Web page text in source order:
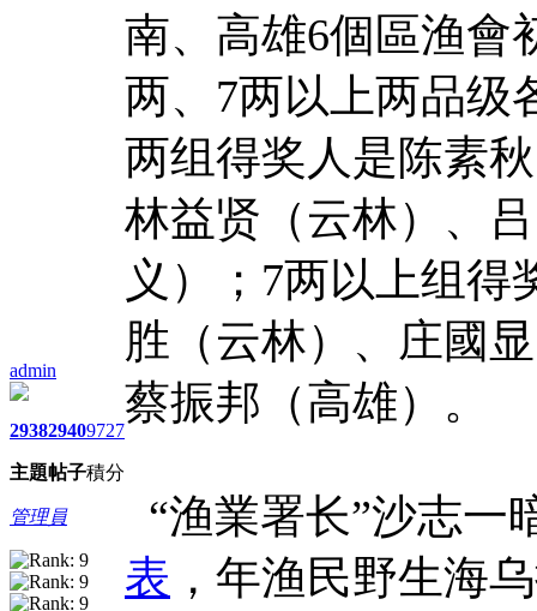
admin
2938
主題
2940
帖子
9727
積分
管理員
南、高雄6個區渔會
两、7两以上两品级
两组得奖人是陈素
林益贤（云林）、
义）；7两以上组
胜（云林）、庄國
蔡振邦（高雄）。
“渔業署长”沙志一
表 ，年渔民野生海